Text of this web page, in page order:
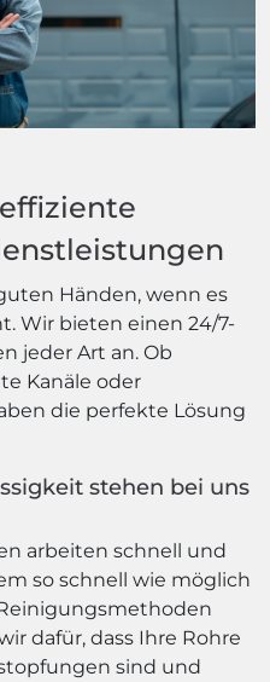
Händen, wenn es
Wir bieten einen 24/7-
jeder Art an. Ob
Kanäle oder
die perfekte Lösung
stehen bei uns
arbeiten schnell und
so schnell wie möglich
dafür, dass Ihre Rohre
sind und